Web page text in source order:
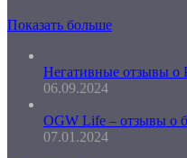
Показать больше
Негативные отзывы о
06.09.2024
OGW Life – отзывы о
07.01.2024